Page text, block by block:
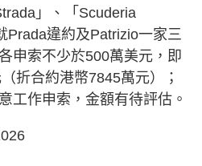
」、「Scuderia
Prada違約及Patrizio一家三
申索不少於500萬美元，即
折合約港幣7845萬元）；
工作申索，金額有待評估。